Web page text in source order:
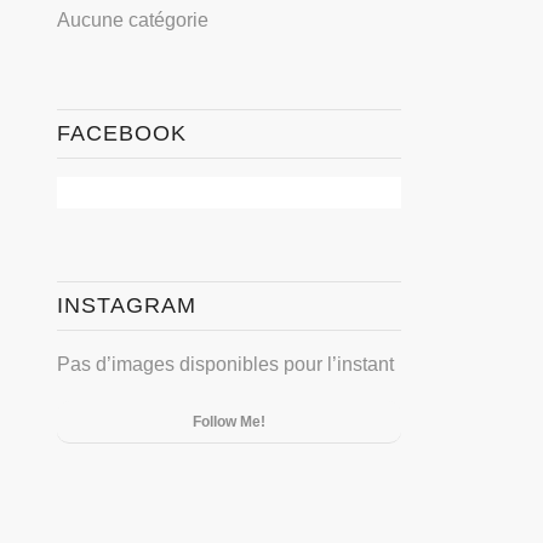
Aucune catégorie
FACEBOOK
INSTAGRAM
Pas d’images disponibles pour l’instant
Follow Me!